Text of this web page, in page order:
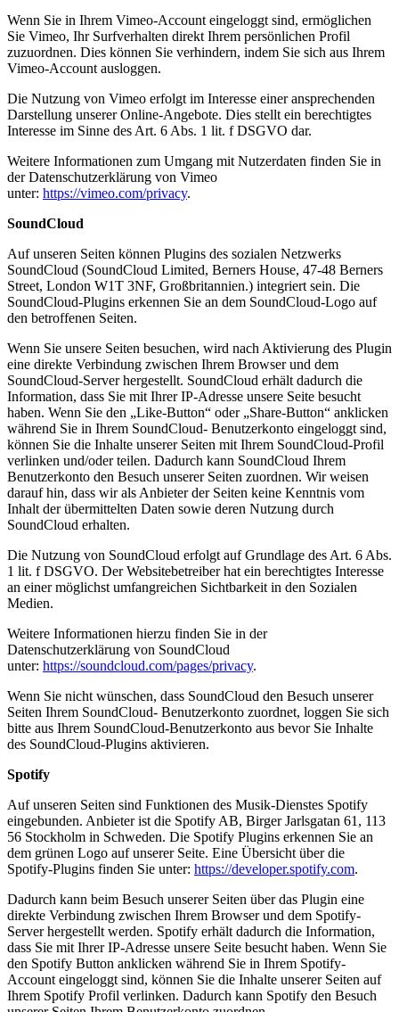
Wenn Sie in Ihrem Vimeo-Account eingeloggt sind, ermöglichen
Sie Vimeo, Ihr Surfverhalten direkt Ihrem persönlichen Profil
zuzuordnen. Dies können Sie verhindern, indem Sie sich aus Ihrem
Vimeo-Account ausloggen.
Die Nutzung von Vimeo erfolgt im Interesse einer ansprechenden
Darstellung unserer Online-Angebote. Dies stellt ein berechtigtes
Interesse im Sinne des Art. 6 Abs. 1 lit. f DSGVO dar.
Weitere Informationen zum Umgang mit Nutzerdaten finden Sie in
der Datenschutzerklärung von Vimeo
unter: https://vimeo.com/privacy.
SoundCloud
Auf unseren Seiten können Plugins des sozialen Netzwerks
SoundCloud (SoundCloud Limited, Berners House, 47-48 Berners
Street, London W1T 3NF, Großbritannien.) integriert sein. Die
SoundCloud-Plugins erkennen Sie an dem SoundCloud-Logo auf
den betroffenen Seiten.
Wenn Sie unsere Seiten besuchen, wird nach Aktivierung des Plugin
eine direkte Verbindung zwischen Ihrem Browser und dem
SoundCloud-Server hergestellt. SoundCloud erhält dadurch die
Information, dass Sie mit Ihrer IP-Adresse unsere Seite besucht
haben. Wenn Sie den „Like-Button“ oder „Share-Button“ anklicken
während Sie in Ihrem SoundCloud- Benutzerkonto eingeloggt sind,
können Sie die Inhalte unserer Seiten mit Ihrem SoundCloud-Profil
verlinken und/oder teilen. Dadurch kann SoundCloud Ihrem
Benutzerkonto den Besuch unserer Seiten zuordnen. Wir weisen
darauf hin, dass wir als Anbieter der Seiten keine Kenntnis vom
Inhalt der übermittelten Daten sowie deren Nutzung durch
SoundCloud erhalten.
Die Nutzung von SoundCloud erfolgt auf Grundlage des Art. 6 Abs.
1 lit. f DSGVO. Der Websitebetreiber hat ein berechtigtes Interesse
an einer möglichst umfangreichen Sichtbarkeit in den Sozialen
Medien.
Weitere Informationen hierzu finden Sie in der
Datenschutzerklärung von SoundCloud
unter: https://soundcloud.com/pages/privacy.
Wenn Sie nicht wünschen, dass SoundCloud den Besuch unserer
Seiten Ihrem SoundCloud- Benutzerkonto zuordnet, loggen Sie sich
bitte aus Ihrem SoundCloud-Benutzerkonto aus bevor Sie Inhalte
des SoundCloud-Plugins aktivieren.
Spotify
Auf unseren Seiten sind Funktionen des Musik-Dienstes Spotify
eingebunden. Anbieter ist die Spotify AB, Birger Jarlsgatan 61, 113
56 Stockholm in Schweden. Die Spotify Plugins erkennen Sie an
dem grünen Logo auf unserer Seite. Eine Übersicht über die
Spotify-Plugins finden Sie unter: https://developer.spotify.com.
Dadurch kann beim Besuch unserer Seiten über das Plugin eine
direkte Verbindung zwischen Ihrem Browser und dem Spotify-
Server hergestellt werden. Spotify erhält dadurch die Information,
dass Sie mit Ihrer IP-Adresse unsere Seite besucht haben. Wenn Sie
den Spotify Button anklicken während Sie in Ihrem Spotify-
Account eingeloggt sind, können Sie die Inhalte unserer Seiten auf
Ihrem Spotify Profil verlinken. Dadurch kann Spotify den Besuch